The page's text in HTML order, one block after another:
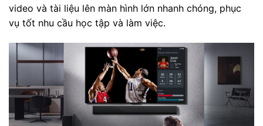
video và tài liệu lên màn hình lớn nhanh chóng, phục
vụ tốt nhu cầu học tập và làm việc.